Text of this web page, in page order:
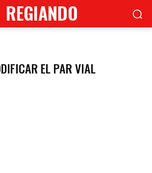
REGIANDO
EL PAR VIAL